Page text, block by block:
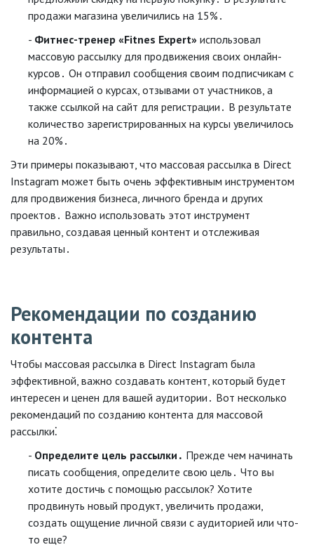
продажи магазина увеличились на 15%․
Фитнес-тренер «Fitnes Expert» использовал
массовую рассылку для продвижения своих онлайн-
курсов․ Он отправил сообщения своим подписчикам с
информацией о курсах, отзывами от участников, а
также ссылкой на сайт для регистрации․ В результате
количество зарегистрированных на курсы увеличилось
на 20%․
Эти примеры показывают, что массовая рассылка в Direct
Instagram может быть очень эффективным инструментом
для продвижения бизнеса, личного бренда и других
проектов․ Важно использовать этот инструмент
правильно, создавая ценный контент и отслеживая
результаты․
Рекомендации по созданию
контента
Чтобы массовая рассылка в Direct Instagram была
эффективной, важно создавать контент, который будет
интересен и ценен для вашей аудитории․ Вот несколько
рекомендаций по созданию контента для массовой
рассылки⁚
Определите цель рассылки․ Прежде чем начинать
писать сообщения, определите свою цель․ Что вы
хотите достичь с помощью рассылок? Хотите
продвинуть новый продукт, увеличить продажи,
создать ощущение личной связи с аудиторией или что-
то еще?